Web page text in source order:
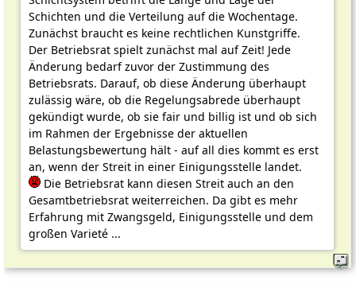
Schichten und die Verteilung auf die Wochentage.
Zunächst braucht es keine rechtlichen Kunstgriffe.
Der Betriebsrat spielt zunächst mal auf Zeit! Jede
Änderung bedarf zuvor der Zustimmung des
Betriebsrats. Darauf, ob diese Änderung überhaupt
zulässig wäre, ob die Regelungsabrede überhaupt
gekündigt wurde, ob sie fair und billig ist und ob sich
im Rahmen der Ergebnisse der aktuellen
Belastungsbewertung hält - auf all dies kommt es erst
an, wenn der Streit in einer Einigungsstelle landet.
Die Betriebsrat kann diesen Streit auch an den
Gesamtbetriebsrat weiterreichen. Da gibt es mehr
Erfahrung mit Zwangsgeld, Einigungsstelle und dem
großen Varieté ...